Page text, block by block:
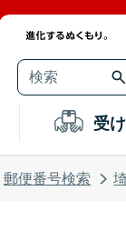
受
郵便番号検索